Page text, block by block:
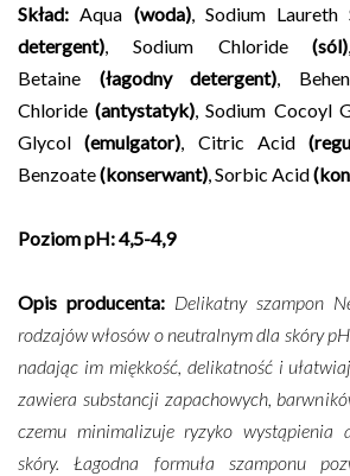
Skład: Aqua (woda), Sodium Laureth
detergent), Sodium Chloride(sól)
Betaine (łagodny detergent),
Chloride(antystatyk), Sodium Cocoyl
Glycol(emulgator), Citric Acid
Benzoate(konserwant), Sorbic Acid
Poziom pH: 4,5-4,9
Opis producenta: Delikatny szampon
rodzajów włosów o neutralnym dla skóry
nadając im miękkość, delikatność i
zawiera substancji zapachowych,
czemu minimalizuje ryzyko wystąpienia
skóry. Łagodna formuła szamponu